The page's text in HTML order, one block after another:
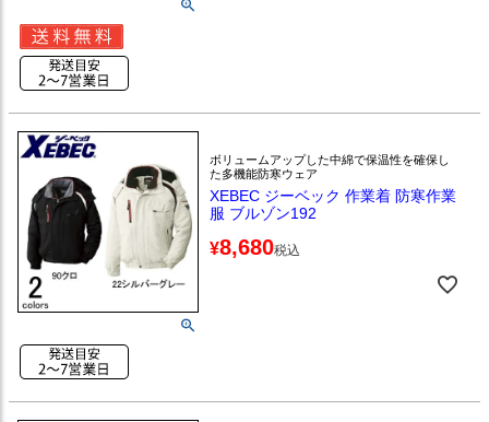
ボリュームアップした中綿で保温性を確保し
た多機能防寒ウェア
XEBEC ジーベック 作業着 防寒作業
服 ブルゾン192
¥8,680税込